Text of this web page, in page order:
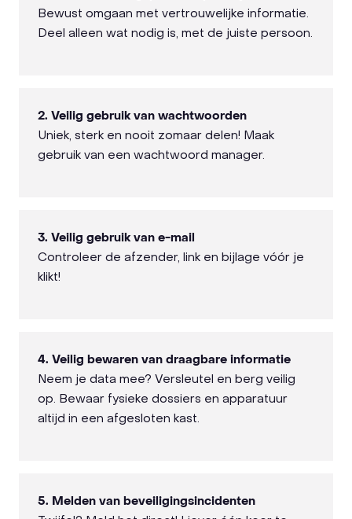
Bewust omgaan met vertrouwelijke informatie.
Deel alleen wat nodig is, met de juiste persoon.
2. Veilig gebruik van wachtwoorden
Uniek, sterk en nooit zomaar delen! Maak
gebruik van een wachtwoord manager.
3. Veilig gebruik van e-mail
Controleer de afzender, link en bijlage vóór je
klikt!
4. Veilig bewaren van draagbare informatie
Neem je data mee? Versleutel en berg veilig
op. Bewaar fysieke dossiers en apparatuur
altijd in een afgesloten kast.
5. Melden van beveiligingsincidenten